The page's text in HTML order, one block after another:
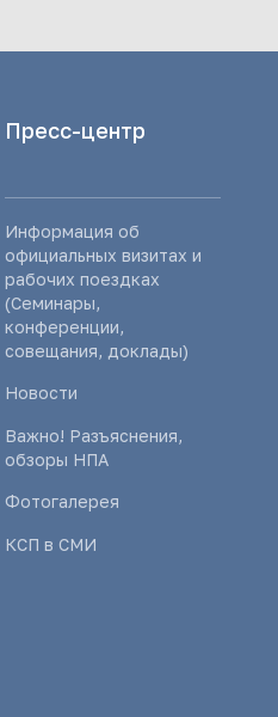
Пресс-центр
Информация об
официальных визитах и
рабочих поездках
(Семинары,
конференции,
совещания, доклады)
Новости
Важно! Разъяснения,
обзоры НПА
Фотогалерея
КСП в СМИ